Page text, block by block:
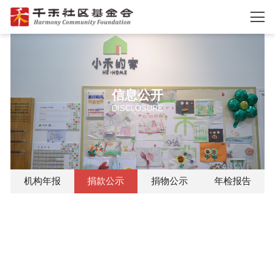
信息公开
DISCLOSURE
机构年报 捐款公示 捐物公示 年检报告